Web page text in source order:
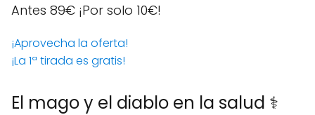
Antes 89€ ¡Por solo 10€!
¡Aprovecha la oferta!
¡La 1ª tirada es gratis!
El mago y el diablo en la salud ⚕️